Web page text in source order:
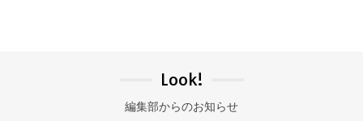
Look!
編集部からのお知らせ